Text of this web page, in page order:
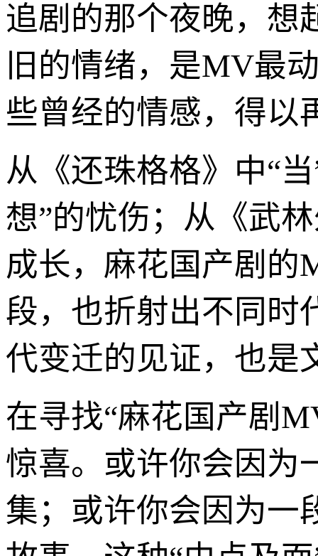
追剧的那个夜晚，想
旧的情绪，是MV最
些曾经的情感，得以
从《还珠格格》中“
想”的忧伤；从《武
成长，麻花国产剧的
段，也折射出不同时
代变迁的见证，也是
在寻找“麻花国产剧
惊喜。或许你会因为
集；或许你会因为一